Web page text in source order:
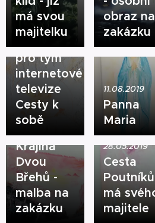
má svou
majitelku
obraz na
zakázku
13.09.2019
Obraz
malovaný
pro tým
internetové
televize
Cesty k
sobě ♥
11.08.2019
Panna
Maria
23.06.2019
Krajina
Dvou
Břehů -
malba na
zakázku
28.05.2019
Cesta
má
majitele